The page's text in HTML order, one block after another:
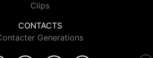
Clips
CONTACTS
Generations